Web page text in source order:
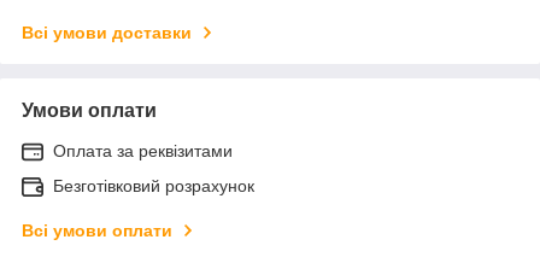
Всі умови доставки
Умови оплати
Оплата за реквізитами
Безготівковий розрахунок
Всі умови оплати